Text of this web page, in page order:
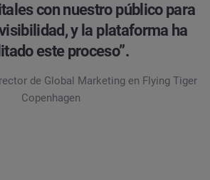
con nuestro público para
y la plataforma ha
este proceso”.
de Global Marketing en Flying Tiger
Copenhagen